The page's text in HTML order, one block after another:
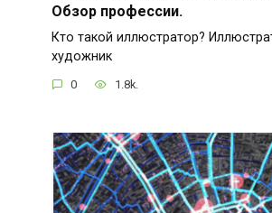
Обзор профессии.
Кто такой иллюстратор?
художник
0 1.8k.